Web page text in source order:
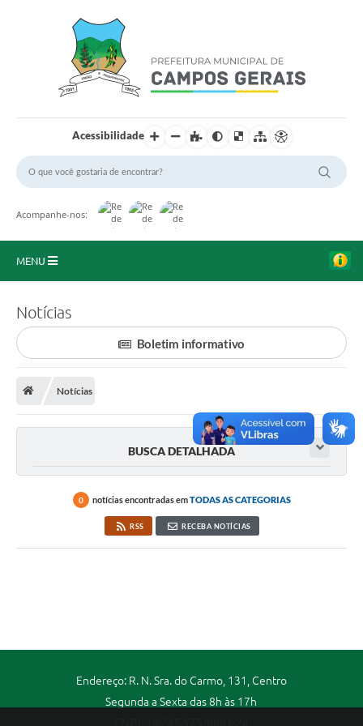
Acessibilidade
Acompanhe-nos:
MENU
O Município
A Prefeitura
Portal da Transparência
Secretarias
Notícias
Boletim informativo
Notícias
BUSCA DETALHADA
0 notícias encontradas emTODAS AS CATEGORIAS
RSS RECEBA NOTÍCIAS
Endereço: R. N. Sra. do Carmo, 131, Centro
Segunda a Sexta das 8h às 17h